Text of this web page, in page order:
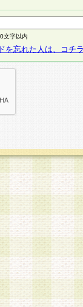
文字以内
を忘れた人は、コチ